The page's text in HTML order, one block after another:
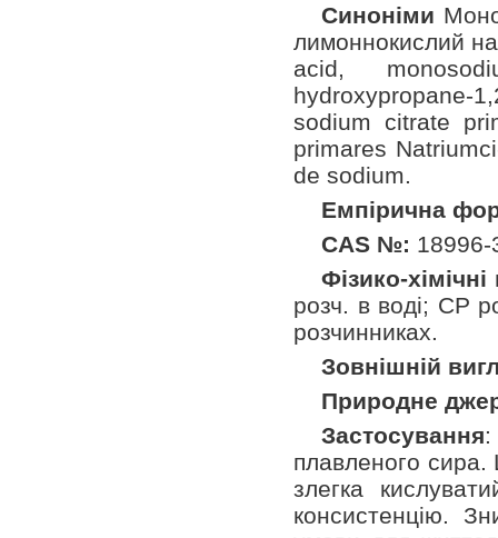
Синоніми
лимоннокислий
acid,
hydroxypropane-
sodium citrate
primares
de sodium.
Емпірична
CAS №: 18996-
Фізико-
розч. в воді; СР
розчинниках.
Зовнішній
Природне
Застосування:
плавленого
злегка
консистенцію.